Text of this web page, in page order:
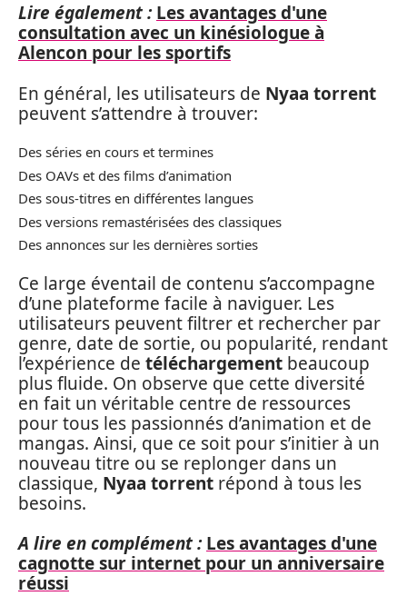
Lire également : Les avantages d'une
consultation avec un kinésiologue à
Alencon pour les sportifs
En général, les utilisateurs de Nyaa torrent
peuvent s’attendre à trouver:
Des séries en cours et termines
Des OAVs et des films d’animation
Des sous-titres en différentes langues
Des versions remastérisées des classiques
Des annonces sur les dernières sorties
Ce large éventail de contenu s’accompagne
d’une plateforme facile à naviguer. Les
utilisateurs peuvent filtrer et rechercher par
genre, date de sortie, ou popularité, rendant
l’expérience de téléchargement beaucoup
plus fluide. On observe que cette diversité
en fait un véritable centre de ressources
pour tous les passionnés d’animation et de
mangas. Ainsi, que ce soit pour s’initier à un
nouveau titre ou se replonger dans un
classique, Nyaa torrent répond à tous les
besoins.
A lire en complément : Les avantages d'une
cagnotte sur internet pour un anniversaire
réussi